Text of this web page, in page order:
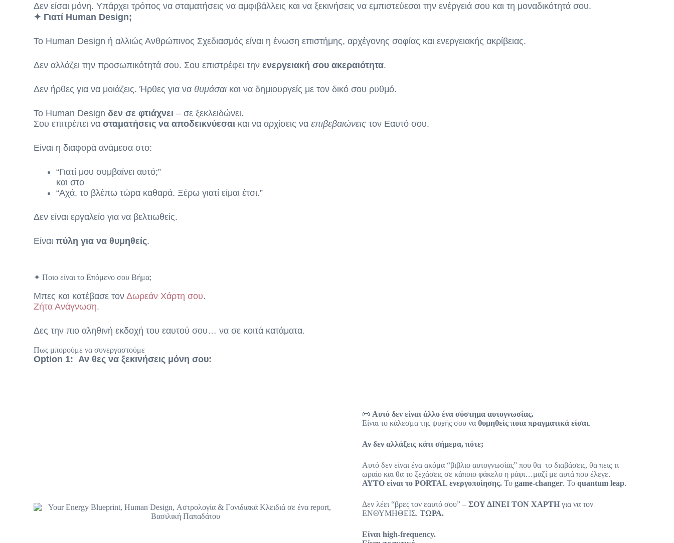
Δεν είσαι μόνη. Υπάρχει τρόπος να σταματήσεις να αμφιβάλλεις και να ξεκινήσεις να εμπιστεύεσαι την ενέργειά σου και τη μοναδικότητά σου.
✦ Γιατί Human Design;
Το Human Design ή αλλιώς Ανθρώπινος Σχεδιασμός είναι η ένωση επιστήμης, αρχέγονης σοφίας και ενεργειακής ακρίβειας.
Δεν αλλάζει την προσωπικότητά σου. Σου επιστρέφει τηνενεργειακή σου ακεραιότητα.
Δεν ήρθες για να μοιάζεις. Ήρθες για να θυμάσαι και να δημιουργείς με τον δικό σου ρυθμό.
Το Human Designδεν σε φτιάχνει – σε ξεκλειδώνει.
Σου επιτρέπει νασταματήσεις να αποδεικνύεσαι και να αρχίσεις ναεπιβεβαιώνεις τον Εαυτό σου.
Είναι η διαφορά ανάμεσα στο:
“Γιατί μου συμβαίνει αυτό;”
και στο
“Αχά, το βλέπω τώρα καθαρά. Ξέρω γιατί είμαι έτσι.”
Δεν είναι εργαλείο για να βελτιωθείς.
Είναιπύλη για να θυμηθείς.​
✦ Ποιο είναι το Επόμενο σου Βήμα;
Μπες και κατέβασε τονΔωρεάν Χάρτη σου.
Ζήτα Ανάγνωση.
Δες την πιο αληθινή εκδοχή του εαυτού σου… να σε κοιτά κατάματα.
Πως μπορούμε να συνεργαστούμε
Option 1: Αν θες να ξεκινήσεις μόνη σου:
📜 Αυτό δεν είναι άλλο ένα σύστημα αυτογνωσίας.
Είναι το κάλεσμα της ψυχής σου να θυμηθείς ποια πραγματικά είσαι.
Αν δεν αλλάξεις κάτι σήμερα, πότε;
Αυτό δεν είναι ένα ακόμα “βιβλιο αυτογνωσίας” που θα το διαβάσεις, θα πεις τι
ωραίο και θα το ξεχάσεις σε κάποιο φάκελο η ράφι…μαζί με αυτά που έλεγε.
ΑΥΤΟ είναι το PORTAL ενεργοποίησης. Το game-changer. Το quantum leap.
Δεν λέει “βρες τον εαυτό σου” – ΣΟΥ ΔΙΝΕΙ ΤΟΝ ΧΑΡΤΗ για να τον
ΕΝΘΥΜΗΘΕΙΣ. ΤΩΡΑ.
Είναι high-frequency.